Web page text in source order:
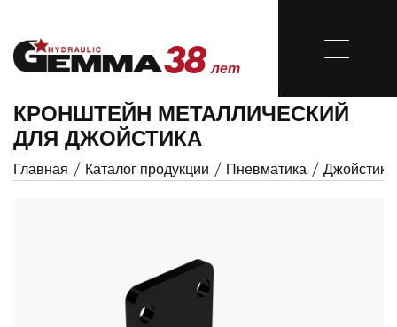
38 лет
Закрыть
38 лет
КРОНШТЕЙН МЕТАЛЛИЧЕСКИЙ
ДЛЯ ДЖОЙСТИКА
Главная / Каталог продукции / Пневматика / Джойстики